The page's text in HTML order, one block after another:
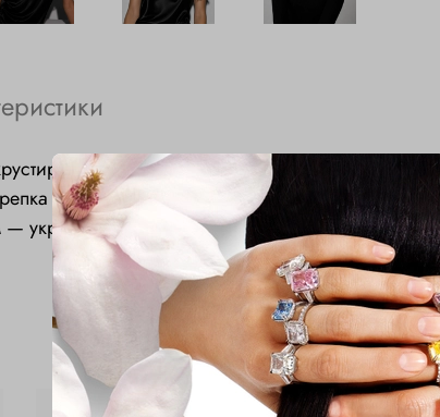
изумрудным кварцем в форме
вдохновлена винтажными украшениями XIX
украшение, которое говорит без слов.
Сопутствующие